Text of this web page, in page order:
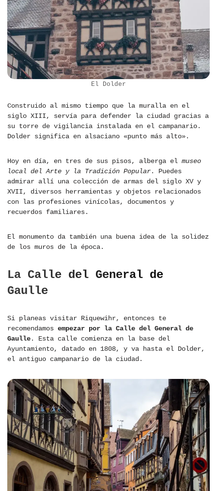
El Dolder
Construido al mismo tiempo que la muralla en el
siglo XIII, servía para defender la ciudad gracias a
su torre de vigilancia instalada en el campanario.
Dolder significa en alsaciano «punto más alto».
Hoy en día, en tres de sus pisos, alberga el museo
local del Arte y la Tradición Popular. Puedes
admirar allí una colección de armas del siglo XV y
XVII, diversos herramientas y objetos relacionados
con las profesiones vinícolas, documentos y
recuerdos familiares.
El monumento da también una buena idea de la solidez
de los muros de la época.
La Calle del General de
Gaulle
Si planeas visitar Riquewihr, entonces te
recomendamos empezar por la Calle del General de
Gaulle. Esta calle comienza en la base del
Ayuntamiento, datado en 1808, y va hasta el Dolder,
el antiguo campanario de la ciudad.